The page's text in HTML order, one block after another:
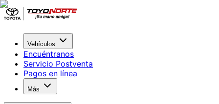
Vehículos
Encuéntranos
Servicio Postventa
Pagos en línea
Más